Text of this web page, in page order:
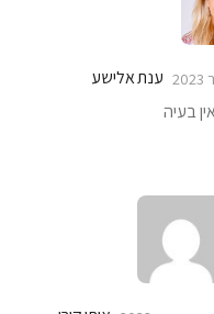
ענת אלישע
בעיה